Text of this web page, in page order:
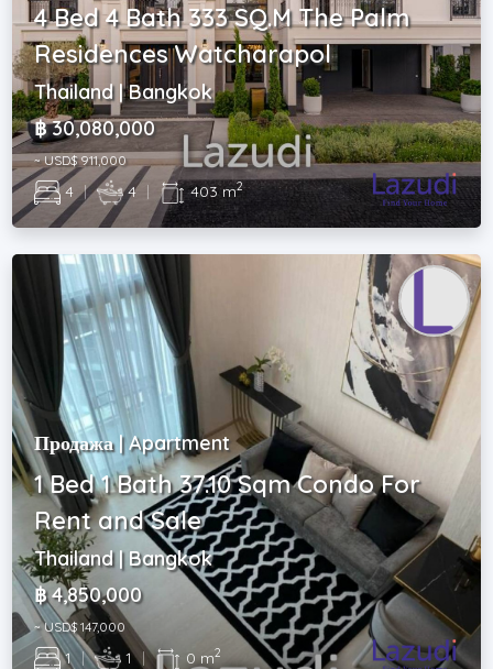
4 Bed 4 Bath 333 SQ.M The Palm
Residences Watcharapol
Thailand | Bangkok
฿ 30,080,000
~ USD$ 911,000
4 | 4 | 403 m2
Продажа | Apartment
1 Bed 1 Bath 37.10 Sqm Condo For
Rent and Sale
Thailand | Bangkok
฿ 4,850,000
~ USD$ 147,000
1 | 1 | 0 m2